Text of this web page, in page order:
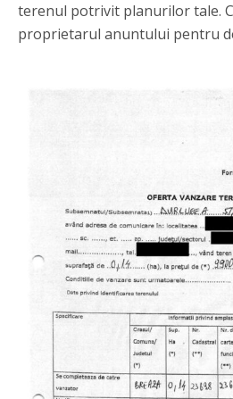
terenul potrivit planurilor tale.
proprietarul anuntului pentru